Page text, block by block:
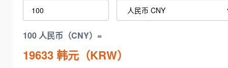
100 人民币（CNY）=
19633韩元（KRW）